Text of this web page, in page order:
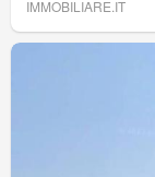
IMMOBILIARE.IT